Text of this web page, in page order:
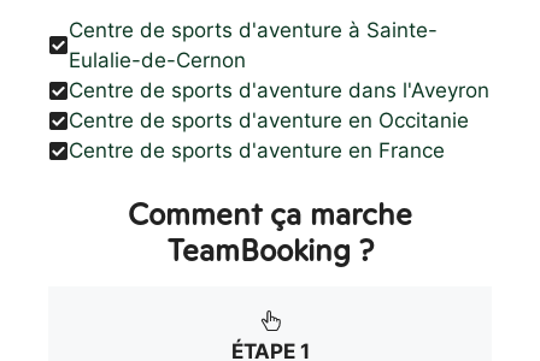
Centre de sports d'aventure à Sainte-
Eulalie-de-Cernon
Centre de sports d'aventure dans l'Aveyron
Centre de sports d'aventure en Occitanie
Centre de sports d'aventure en France
Comment ça marche
TeamBooking ?
ÉTAPE 1